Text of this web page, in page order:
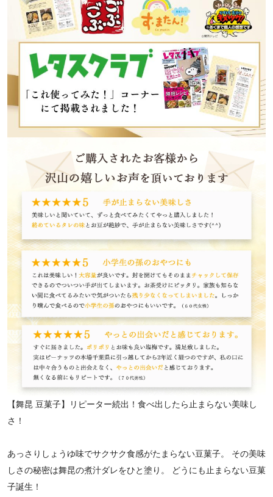
【舞昆 豆菓子】リピーター続出！食べ出したら止まらない美味し
さ！
あっさりしょうゆ味でサクサク食感がたまらない豆菓子。 その美味
しさの秘密は舞昆の煮汁ダレをひと塗り。 どうにも止まらない豆菓
子誕生！